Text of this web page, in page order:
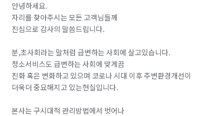
안녕하세요.
자리를 찾아주시는 모든 고객님들께
진심으로 감사의 말씀드립니다.
분,초사회라는 말처럼 급변하는 사회에 살고있습니다.
청소서비스도 급변하는 사회에 맞게끔
진화 혹은 변화하고 있으며 코로나 시대 이후 주변환경개선이
더욱더 중요해지고 있는현실입니다.
본사는 구시대적 관리방법에서 벗어나